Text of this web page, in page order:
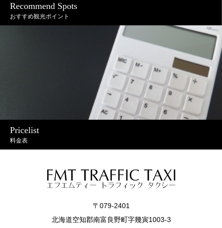
Recommend Spots
おすすめ観光ポイント
Pricelist
料金表
〒079-2401
北海道空知郡南富良野町字幾寅1003-3